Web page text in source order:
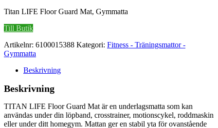
Titan LIFE Floor Guard Mat, Gymmatta
Till Butik
Artikelnr: 6100015388 Kategori: Fitness - Träningsmattor -
Gymmatta
Beskrivning
Beskrivning
TITAN LIFE Floor Guard Mat är en underlagsmatta som kan
användas under din löpband, crosstrainer, motionscykel, roddmaskin
eller under ditt homegym. Mattan ger en stabil yta för ovanstående